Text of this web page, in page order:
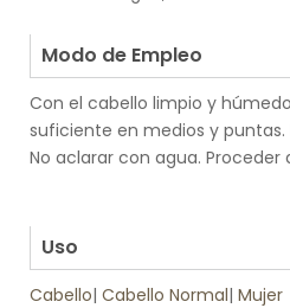
Modo de Empleo
Con el cabello limpio y
suficiente en medios y puntas.
No aclarar con agua. Proceder
Uso
Cabello| Cabello Normal| Mujer